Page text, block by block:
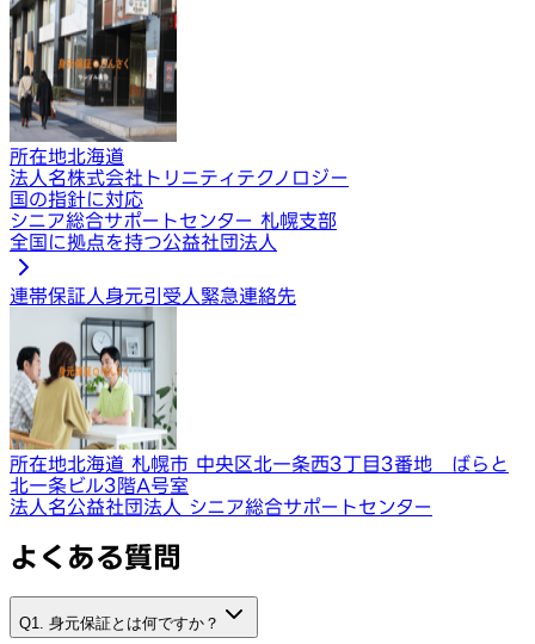
所在地北海道
法人名株式会社トリニティテクノロジー
国の指針に対応
シニア総合サポートセンター 札幌支部
全国に拠点を持つ公益社団法人
連帯保証人身元引受人緊急連絡先
所在地北海道 札幌市 中央区北一条西3丁目3番地 ばらと
北一条ビル3階A号室
法人名公益社団法人 シニア総合サポートセンター
よくある質問
Q1. 身元保証とは何ですか？